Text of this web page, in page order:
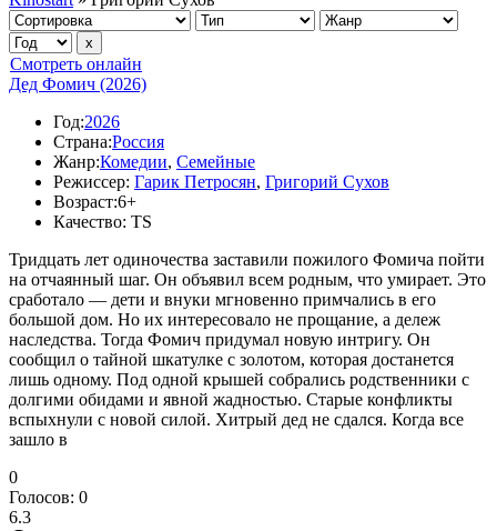
Смотреть онлайн
Дед Фомич (2026)
Год:2026
Страна:Россия
Жанр:Комедии, Семейные
Режиссер: Гарик Петросян, Григорий Сухов
Возраст:6+
Качество: TS
Тридцать лет одиночества заставили пожилого Фомича пойти
на отчаянный шаг. Он объявил всем родным, что умирает. Это
сработало — дети и внуки мгновенно примчались в его
большой дом. Но их интересовало не прощание, а дележ
наследства. Тогда Фомич придумал новую интригу. Он
сообщил о тайной шкатулке с золотом, которая достанется
лишь одному. Под одной крышей собрались родственники с
долгими обидами и явной жадностью. Старые конфликты
вспыхнули с новой силой. Хитрый дед не сдался. Когда все
зашло в
0
Голосов: 0
6.3